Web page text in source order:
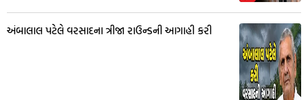
અંબાલાલ પટેલે વરસાદના ત્રીજા રાઉન્ડની આગાહી કરી